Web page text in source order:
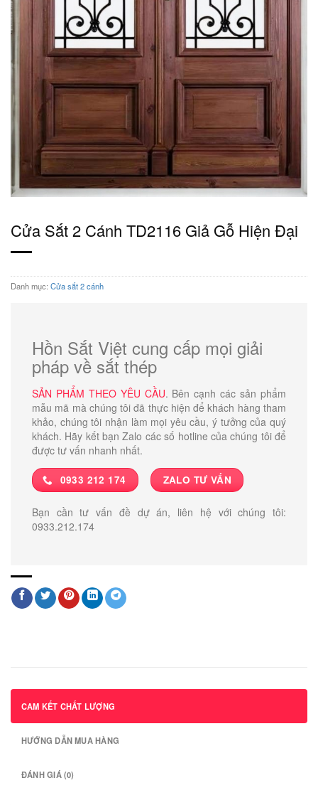
Cửa Sắt 2 Cánh TD2116 Giả Gỗ Hiện Đại
Danh mục: Cửa sắt 2 cánh
Hồn Sắt Việt cung cấp mọi giải
pháp về sắt thép
SẢN PHẨM THEO YÊU CẦU. Bên cạnh các sản phẩm
mẫu mã mà chúng tôi đã thực hiện để khách hàng tham
khảo, chúng tôi nhận làm mọi yêu cầu, ý tưởng của quý
khách. Hãy kết bạn Zalo các số hotline của chúng tôi để
được tư vấn nhanh nhất.
0933 212 174 ZALO TƯ VẤN
Bạn cần tư vấn đề dự án, liên hệ với chúng tôi:
0933.212.174
CAM KẾT CHẤT LƯỢNG
HƯỚNG DẪN MUA HÀNG
ĐÁNH GIÁ (0)